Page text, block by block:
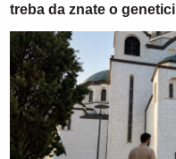
treba da znate o genetici